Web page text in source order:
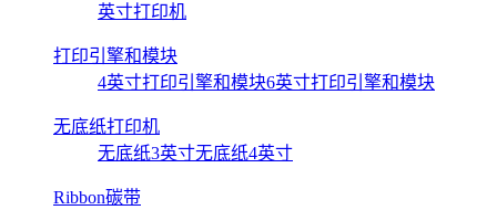
英寸打印机
打印引擎和模块
4英寸打印引擎和模块6英寸打印引擎和模块
无底纸打印机
无底纸3英寸无底纸4英寸
Ribbon碳带